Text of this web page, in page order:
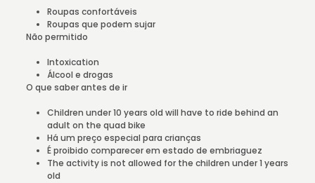
Roupas confortáveis
Roupas que podem sujar
Não permitido
Intoxication
Álcool e drogas
O que saber antes de ir
Children under 10 years old will have to ride behind an
adult on the quad bike
Há um preço especial para crianças
É proibido comparecer em estado de embriaguez
The activity is not allowed for the children under 1 years
old